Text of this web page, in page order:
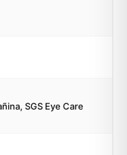
SGS Eye Care